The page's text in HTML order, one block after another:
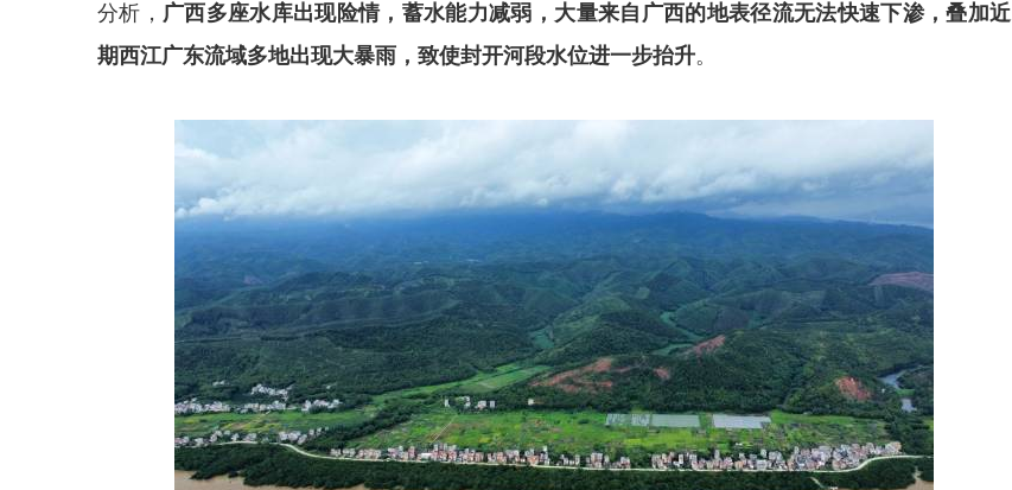
分析， 广西多座水库出现险情，蓄水能力减弱，大量来自广西的地表径流无法快速下渗，叠加近
期西江广东流域多地出现大暴雨，致使封开河段水位进一步抬升。